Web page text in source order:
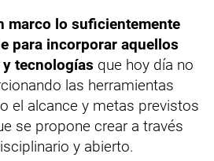
marco lo suficientemente
para incorporar aquellos
tecnologías que hoy día no
las herramientas
el alcance y metas previstos
se propone crear a través
y abierto.